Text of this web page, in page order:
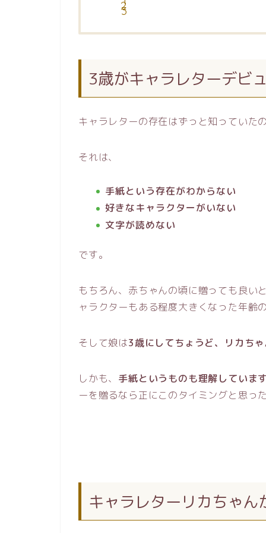
3歳がキャラレターデビ
キャラレターの存在はずっと知っていた
それは、
手紙という存在がわからない
好きなキャラクターがいない
文字が読めない
です。
もちろん、赤ちゃんの頃に贈っても良い
ャラクターもある程度大きくなった年齢
そして娘は3歳にしてちょうど、リカち
しかも、 手紙というものも理解していま
ーを贈るなら正にこのタイミングと思っ
キャラレターリカちゃ